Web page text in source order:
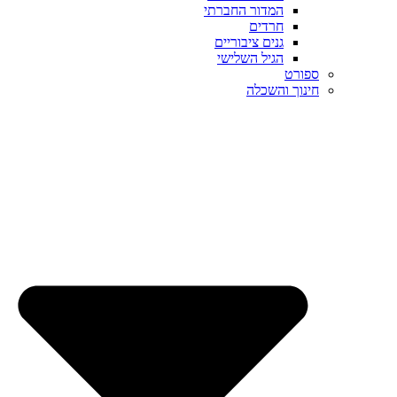
המדור החברתי
חרדים
גנים ציבוריים
הגיל השלישי
ספורט
חינוך והשכלה